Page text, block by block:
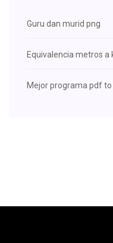
Guru dan murid png
Equivalencia metros a
Mejor programa pdf to